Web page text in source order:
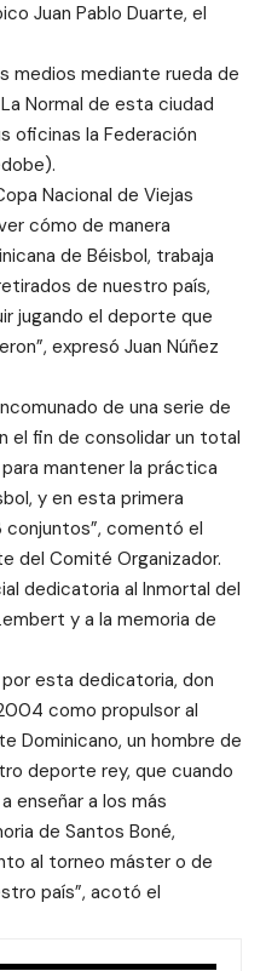
Juan Pablo Duarte, el
medios mediante rueda de
Normal de esta ciudad
oficinas la Federación
Nacional de Viejas
cómo de manera
de Béisbol, trabaja
de nuestro país,
jugando el deporte que
expresó Juan Núñez
de una serie de
el fin de consolidar un total
mantener la práctica
y en esta primera
conjuntos”, comentó el
del Comité Organizador.
dedicatoria al Inmortal del
y a la memoria de
esta dedicatoria, don
como propulsor al
Dominicano, un hombre de
deporte rey, que cuando
enseñar a los más
de Santos Boné,
al torneo máster o de
país”, acotó el